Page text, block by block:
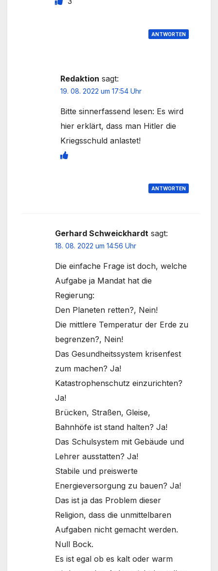
ANTWORTEN
Redaktion sagt:
19. 08. 2022 um 17:54 Uhr
Bitte sinnerfassend lesen: Es wird
hier erklärt, dass man Hitler die
Kriegsschuld anlastet!
ANTWORTEN
Gerhard Schweickhardt sagt:
18. 08. 2022 um 14:56 Uhr
Die einfache Frage ist doch, welche
Aufgabe ja Mandat hat die
Regierung:
Den Planeten retten?, Nein!
Die mittlere Temperatur der Erde zu
begrenzen?, Nein!
Das Gesundheitssystem krisenfest
zum machen? Ja!
Katastrophenschutz einzurichten?
Ja!
Brücken, Straßen, Gleise,
Bahnhöfe ist stand halten? Ja!
Das Schulsystem mit Gebäude und
Lehrer ausstatten? Ja!
Stabile und preiswerte
Energieversorgung zu bauen? Ja!
Das ist ja das Problem dieser
Religion, dass die unmittelbaren
Aufgaben nicht gemacht werden.
Null Bock.
Es ist egal ob es kalt oder warm